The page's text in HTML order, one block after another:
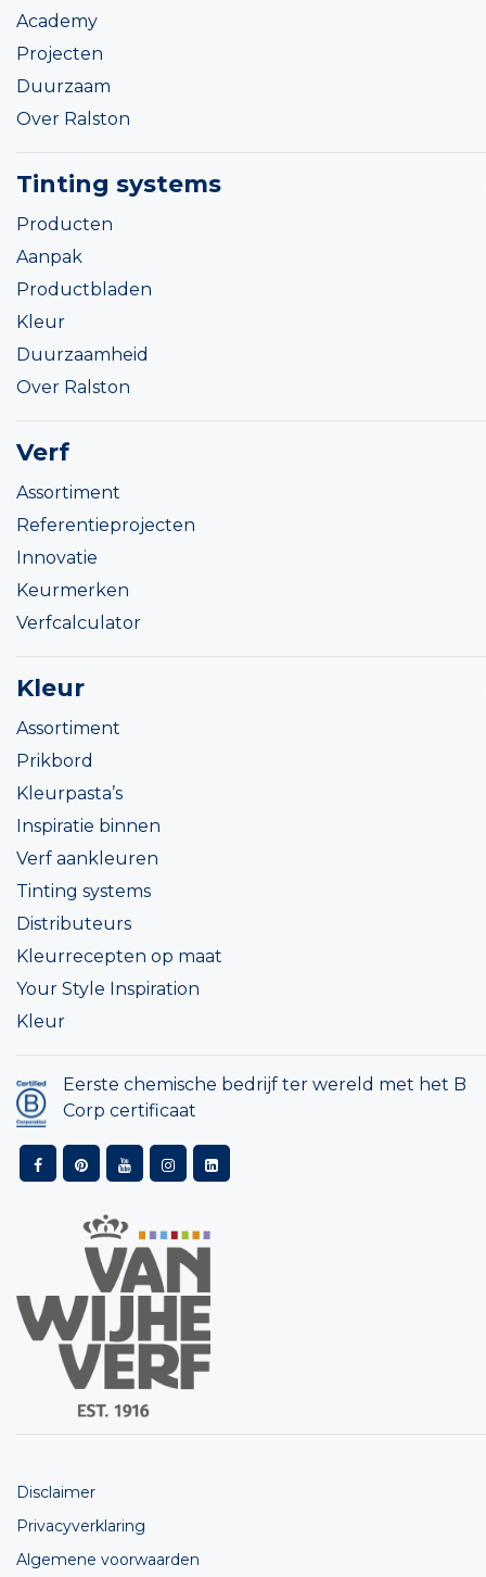
Academy
Projecten
Duurzaam
Over Ralston
Tinting systems
Producten
Aanpak
Productbladen
Kleur
Duurzaamheid
Over Ralston
Verf
Assortiment
Referentieprojecten
Innovatie
Keurmerken
Verfcalculator
Kleur
Assortiment
Prikbord
Kleurpasta’s
Inspiratie binnen
Verf aankleuren
Tinting systems
Distributeurs
Kleurrecepten op maat
Your Style Inspiration
Kleur
Eerste chemische bedrijf ter wereld met het B
Corp certificaat
Disclaimer
Privacyverklaring
Algemene voorwaarden